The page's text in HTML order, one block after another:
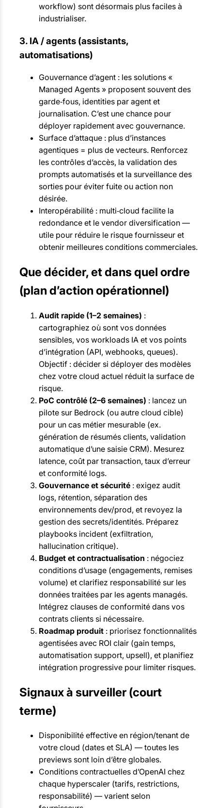
workflow) sont désormais plus faciles à
industrialiser.
3. IA / agents (assistants,
automatisations)
Gouvernance d’agent : les solutions «
Managed Agents » proposent souvent des
garde‑fous, identities par agent et
journalisation. C’est une chance pour
déployer rapidement avec gouvernance.
Surface d’attaque : plus d’instances
agentiques = plus de vecteurs. Renforcez
les contrôles d’accès, la validation des
prompts automatisés et la surveillance des
sorties pour éviter fuite ou action non
désirée.
Interopérabilité : multi‑cloud facilite la
redondance et le vendor diversification —
utile pour réduire le risque fournisseur et
obtenir meilleures conditions commerciales.
Que décider, et dans quel ordre
(plan d’action opérationnel)
Audit rapide (1–2 semaines) :
cartographiez où sont vos données
sensibles, vos workloads IA et vos points
d’intégration (API, webhooks, queues).
Objectif : décider si déployer des modèles
chez votre cloud actuel réduit la surface de
risque.
PoC contrôlé (2–6 semaines) : lancez un
pilote sur Bedrock (ou autre cloud cible)
pour un cas métier mesurable (ex.
génération de résumés clients, validation
automatique d’une saisie CRM). Mesurez
latence, coût par transaction, taux d’erreur
et conformité logs.
Gouvernance et sécurité : exigez audit
logs, rétention, séparation des
environnements dev/prod, et revoyez la
gestion des secrets/identités. Préparez
playbooks incident (exfiltration,
hallucination critique).
Budget et contractualisation : négociez
conditions d’usage (engagements, remises
volume) et clarifiez responsabilité sur les
données traitées par les agents managés.
Intégrez clauses de conformité dans vos
contrats clients si nécessaire.
Roadmap produit : priorisez fonctionnalités
agentisées avec ROI clair (gain temps,
automatisation support, upsell), et planifiez
intégration progressive pour limiter risques.
Signaux à surveiller (court
terme)
Disponibilité effective en région/tenant de
votre cloud (dates et SLA) — toutes les
previews sont loin d’être globales.
Conditions contractuelles d’OpenAI chez
chaque hyperscaler (tarifs, restrictions,
responsabilité) — varient selon